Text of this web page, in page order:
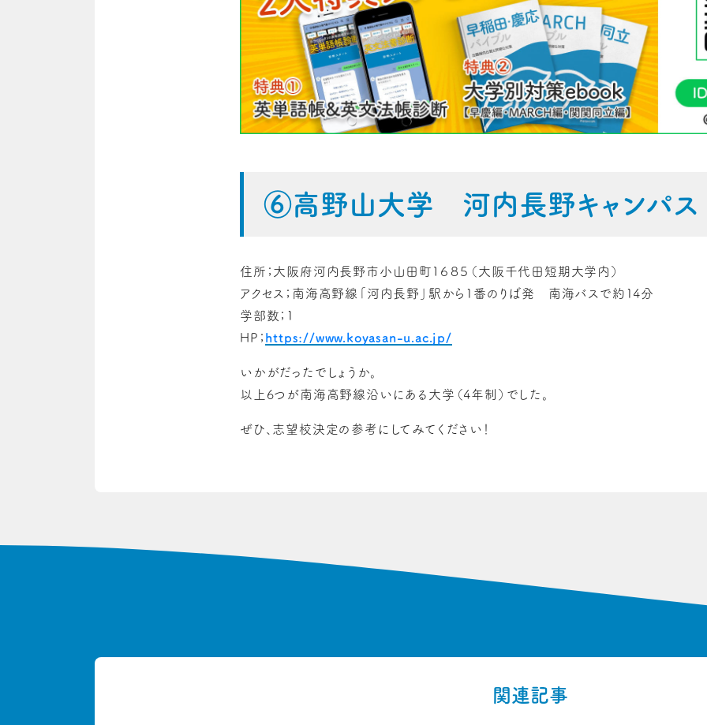
⑥高野山大学 河内長野キャンパス
住所；大阪府河内長野市小山田町１６８５（大阪千代田短期大学内）
アクセス；南海高野線「河内長野」駅から1番のりば発 南海バスで約14分
学部数；1
HP； https://www.koyasan-u.ac.jp/
いかがだったでしょうか。
以上6つが南海高野線沿いにある大学（4年制）でした。
ぜひ、志望校決定の参考にしてみてください！
関連記事